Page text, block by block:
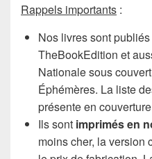
Rappels importants :
Nos livres sont
TheBookEdition et
Nationale sous
Éphémères. La liste
présente en
Ils sont imprimés en
moins cher, la version